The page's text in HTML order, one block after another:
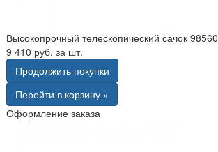
Высокопрочный телескопический сачок 98560
9 410 руб. за шт.
Продолжить покупки
Перейти в корзину »
Оформление заказа